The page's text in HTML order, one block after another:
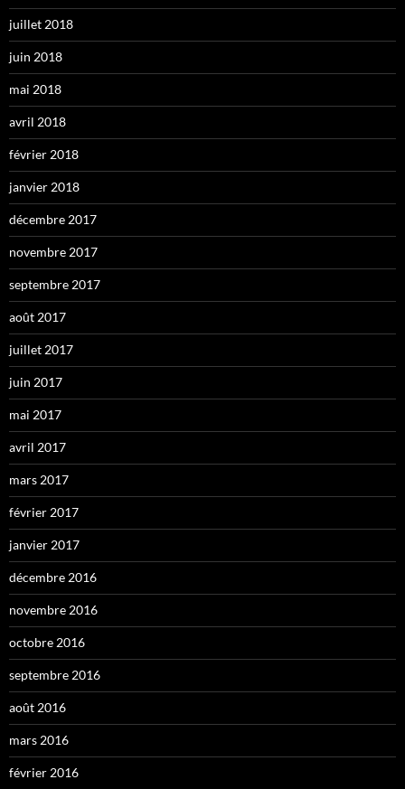
juillet 2018
juin 2018
mai 2018
avril 2018
février 2018
janvier 2018
décembre 2017
novembre 2017
septembre 2017
août 2017
juillet 2017
juin 2017
mai 2017
avril 2017
mars 2017
février 2017
janvier 2017
décembre 2016
novembre 2016
octobre 2016
septembre 2016
août 2016
mars 2016
février 2016